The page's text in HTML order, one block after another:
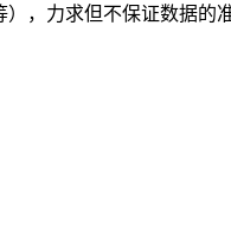
，力求但不保证数据的